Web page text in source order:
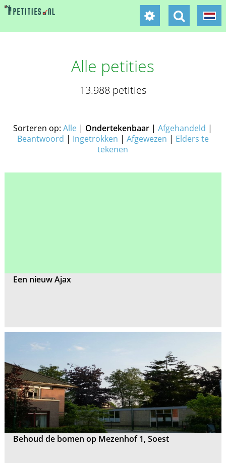
Alle petities
13.988 petities
Sorteren op:Alle | Ondertekenbaar |Afgehandeld |
Beantwoord | Ingetrokken | Afgewezen | Elders te
tekenen
Een nieuw Ajax
Behoud de bomen op Mezenhof 1, Soest